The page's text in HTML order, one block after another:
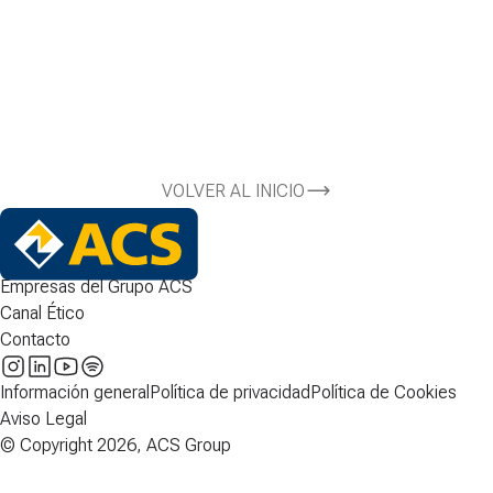
VOLVER AL INICIO
Empresas del Grupo ACS
Canal Ético
Contacto
Información general Política de privacidadPolítica de Cookies
Aviso Legal
© Copyright 2026, ACS Group